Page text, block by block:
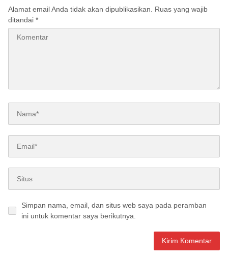
Alamat email Anda tidak akan dipublikasikan.
Ruas yang wajib
ditandai *
Simpan nama, email, dan situs web saya pada peramban
ini untuk komentar saya berikutnya.